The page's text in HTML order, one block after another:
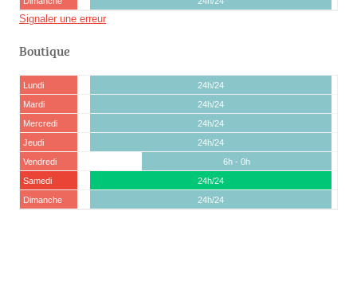
Signaler une erreur
Boutique
Lundi
24h/24
Mardi
24h/24
Mercredi
24h/24
Jeudi
24h/24
Vendredi
6h - 0h
Samedi
24h/24
Dimanche
24h/24